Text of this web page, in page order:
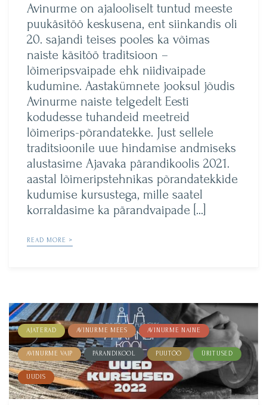
Avinurme on ajalooliselt tuntud meeste
puukäsitöö keskusena, ent siinkandis oli
20. sajandi teises pooles ka võimas
naiste käsitöö traditsioon –
lõimeripsvaipade ehk niidivaipade
kudumine. Aastakümnete jooksul jõudis
Avinurme naiste telgedelt Eesti
kodudesse tuhandeid meetreid
lõimerips-põrandatekke. Just sellele
traditsioonile uue hindamise andmiseks
alustasime Ajavaka pärandikoolis 2021.
aastal lõimeripstehnikas põrandatekkide
kudumise kursustega, mille saatel
korraldasime ka pärandvaipade […]
READ MORE >
AJATERAD AVINURME MEES AVINURME NAINE
AVINURME VAIP PÄRANDIKOOL PUUTÖÖ ÜRITUSED
UUDIS